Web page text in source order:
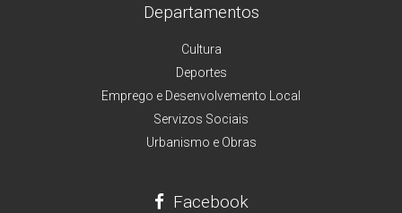
Departamentos
Cultura
Deportes
Emprego e Desenvolvemento Local
Servizos Sociais
Urbanismo e Obras
Facebook